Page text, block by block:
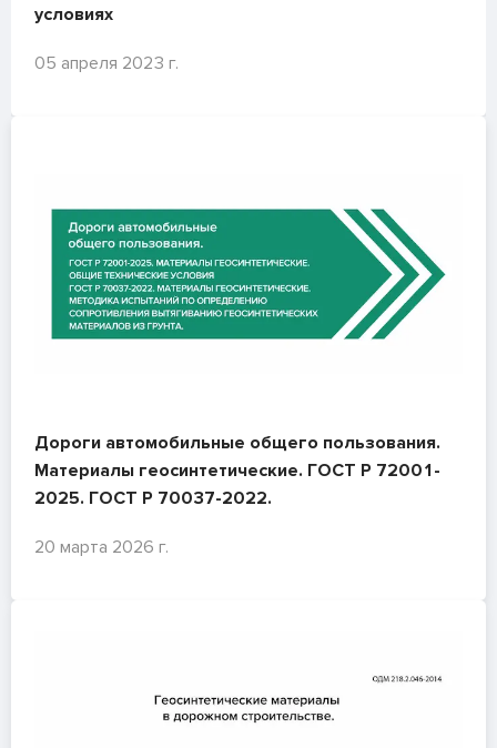
условиях
05 апреля 2023 г.
Дороги автомобильные общего пользования.
Материалы геосинтетические. ГОСТ Р 72001-
2025. ГОСТ Р 70037-2022.
20 марта 2026 г.